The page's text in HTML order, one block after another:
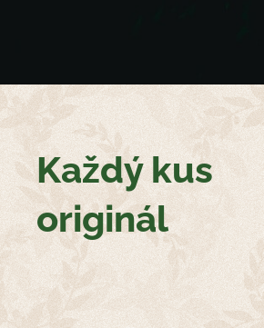
Každý kus
originál